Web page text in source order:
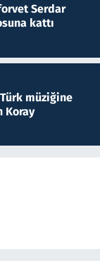
Serdar
kattı
müziğine
Koray